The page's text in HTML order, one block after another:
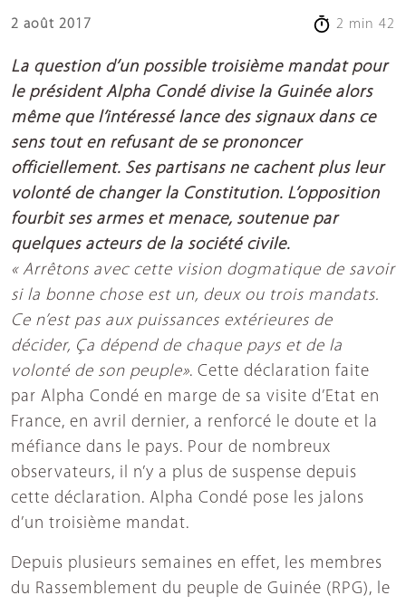
2 août 2017 2 min 42
La question d’un possible troisième mandat pour
le président Alpha Condé divise la Guinée alors
même que l’intéressé lance des signaux dans ce
sens tout en refusant de se prononcer
officiellement. Ses partisans ne cachent plus leur
volonté de changer la Constitution. L’opposition
fourbit ses armes et menace, soutenue par
quelques acteurs de la société civile.
« Arrêtons avec cette vision dogmatique de savoir
si la bonne chose est un, deux ou trois mandats.
Ce n’est pas aux puissances extérieures de
décider, Ça dépend de chaque pays et de la
volonté de son peuple». Cette déclaration faite
par Alpha Condé en marge de sa visite d’Etat en
France, en avril dernier, a renforcé le doute et la
méfiance dans le pays. Pour de nombreux
observateurs, il n’y a plus de suspense depuis
cette déclaration. Alpha Condé pose les jalons
d’un troisième mandat.
Depuis plusieurs semaines en effet, les membres
du Rassemblement du peuple de Guinée (RPG), le